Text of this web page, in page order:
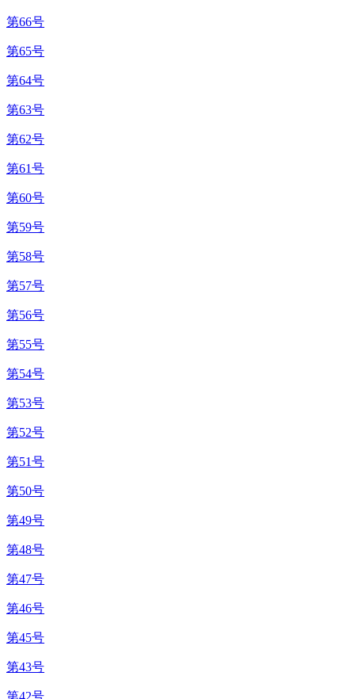
第66号
第65号
第64号
第63号
第62号
第61号
第60号
第59号
第58号
第57号
第56号
第55号
第54号
第53号
第52号
第51号
第50号
第49号
第48号
第47号
第46号
第45号
第43号
第42号